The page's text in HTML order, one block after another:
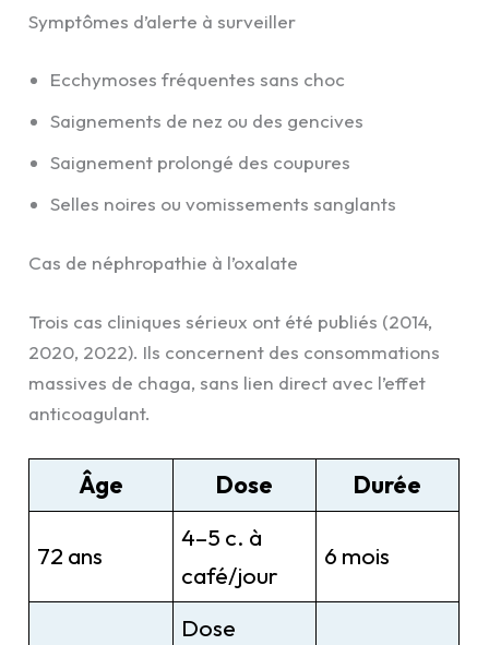
Symptômes d’alerte à surveiller
Ecchymoses fréquentes sans choc
Saignements de nez ou des gencives
Saignement prolongé des coupures
Selles noires ou vomissements sanglants
Cas de néphropathie à l’oxalate
Trois cas cliniques sérieux ont été publiés (2014,
2020, 2022). Ils concernent des consommations
massives de chaga, sans lien direct avec l’effet
anticoagulant.
Âge Dose Durée
72 ans
4–5 c. à
café/jour
6 mois
Dose